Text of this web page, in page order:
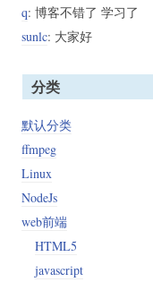
q: 博客不错了 学习了
sunlc: 大家好
分类
默认分类
ffmpeg
Linux
NodeJs
web前端
HTML5
javascript